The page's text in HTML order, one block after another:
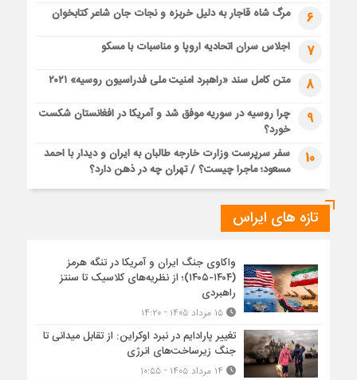
6 مرگ شاه قاجار به دلیل خربزه و نجات جان شاعر کتابخوان
7 اجلاس سران اتحادیه اروپا و مناسبات با مسکو
8 متن کامل سند «راهبرد امنیت ملی فدراسیون روسیه» ۲۰۲۱
9
چرا روسیه در سوریه موفق شد و آمریکا در افغانستان شکست
خورد؟
10
سفر سرپرست وزارت خارجه طالبان به ایران و دیدار با احمد
مسعود؛ ماجرا چیست؟ / تهران چه در ذهن دارد؟
تازه های ایراس
واکاوی جنگ ایران و آمریکا در تنگه هرمز
(۱۴۰۴-۱۴۰۵)؛ از نظریه‌های کلاسیک تا سنتز
راهبردی
۱۵ مرداد ۱۴۰۵ - ۱۴:۲۰
تغییر پارادایم در نبرد اوکراین: از تقابل میدانی تا
جنگ زیرساخت‌های انرژی